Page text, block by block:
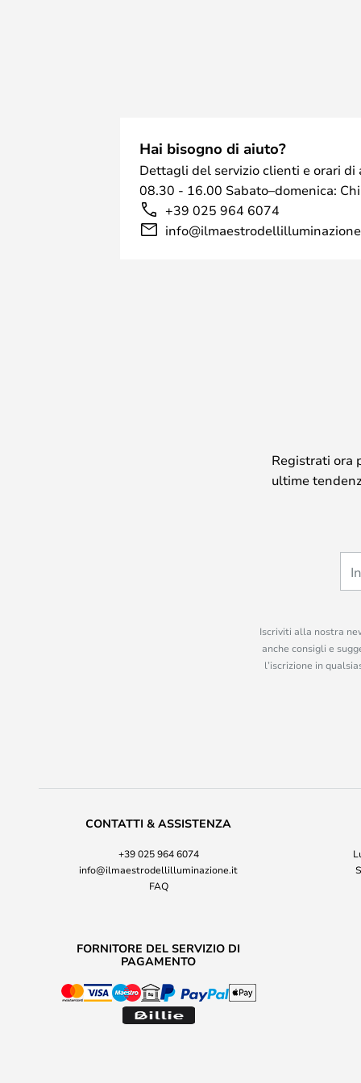
Hai bisogno di aiuto?
Dettagli del servizio clienti e orari di
08.30 - 16.00 Sabato–domenica:
+39 025 964 6074
Registrati ora
ultime
Iscriviti alla nostra
anche consigli e
l’iscrizione in
CONTATTI & ASSISTENZA
+39 025 964 6074
info@ilmaestrodellilluminazione.it
FAQ
FORNITORE DEL SERVIZIO DI
PAGAMENTO